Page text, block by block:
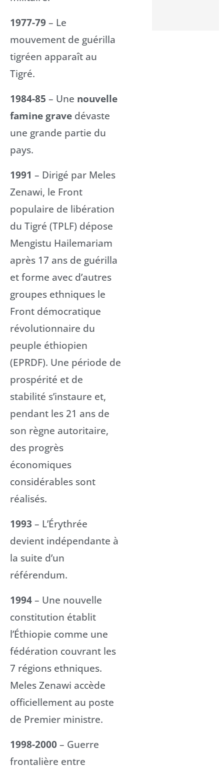
1977-79– Le
mouvement de guérilla
tigréen apparaît au
Tigré.
1984-85 – Une nouvelle
famine grave dévaste
une grande partie du
pays.
1991 – Dirigé par Meles
Zenawi, le Front
populaire de libération
du Tigré (TPLF) dépose
Mengistu Hailemariam
après 17 ans de guérilla
et forme avec d’autres
groupes ethniques le
Front démocratique
révolutionnaire du
peuple éthiopien
(EPRDF). Une période de
prospérité et de
stabilité s’instaure et,
pendant les 21 ans de
son règne autoritaire,
des progrès
économiques
considérables sont
réalisés.
1993 – L’Érythrée
devient indépendante à
la suite d’un
référendum.
1994– Une nouvelle
constitution établit
l’Éthiopie comme une
fédération couvrant les
7 régions ethniques.
Meles Zenawi accède
officiellement au poste
de Premier ministre.
1998-2000– Guerre
frontalière entre